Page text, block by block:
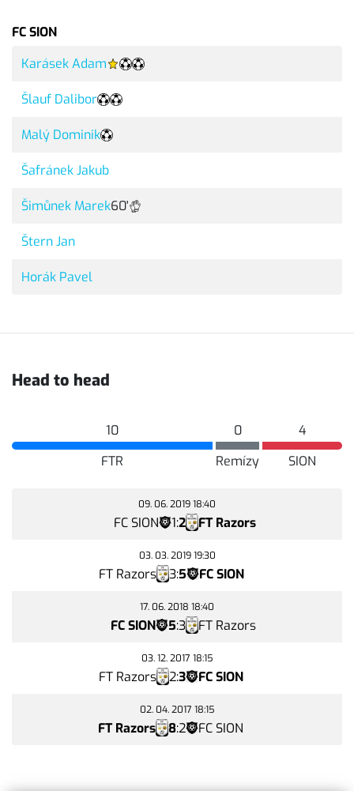
FC SION
Karásek Adam
Šlauf Dalibor
Malý Dominik
Šafránek Jakub
Šimůnek Marek60'
Štern Jan
Horák Pavel
Head to head
10
FTR
0
Remízy
4
SION
09. 06. 2019 18:40
FC SION 1:2 FT Razors
03. 03. 2019 19:30
FT Razors 3:5 FC SION
17. 06. 2018 18:40
FC SION 5:3 FT Razors
03. 12. 2017 18:15
FT Razors 2:3 FC SION
02. 04. 2017 18:15
FT Razors 8:2 FC SION